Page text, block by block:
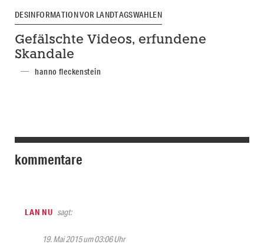
DESINFORMATION VOR LANDTAGSWAHLEN
Gefälschte Videos, erfundene
Skandale
hanno fleckenstein
kommentare
LAN NU sagt:
19. Mai 2015 um 03:06 Uhr